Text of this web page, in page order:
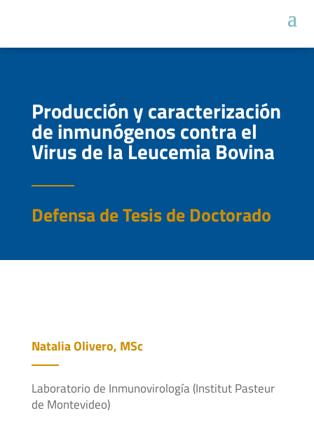
Producción y caracterización
de inmunógenos contra el
Virus de la Leucemia Bovina
Defensa de Tesis de Doctorado
Natalia Olivero, MSc
Laboratorio de Inmunovirología (Institut Pasteur
de Montevideo)